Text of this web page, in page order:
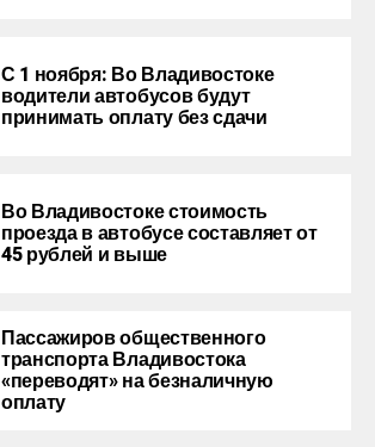
С 1 ноября: Во Владивостоке
водители автобусов будут
принимать оплату без сдачи
Во Владивостоке стоимость
проезда в автобусе составляет от
45 рублей и выше
Пассажиров общественного
транспорта Владивостока
«переводят» на безналичную
оплату